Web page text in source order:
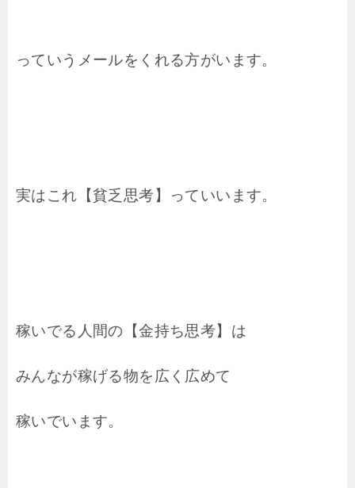
っていうメールをくれる方がいます。
実はこれ【貧乏思考】っていいます。
稼いでる人間の【金持ち思考】は
みんなが稼げる物を広く広めて
稼いでいます。